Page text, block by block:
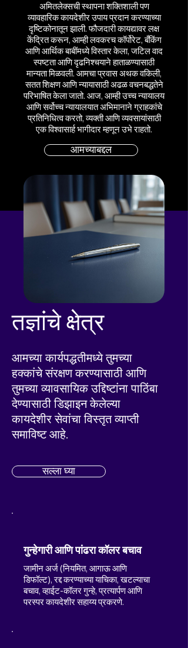
अमितलेक्सची स्थापना शक्तिशाली पण
व्यावहारिक कायदेशीर उपाय प्रदान करण्याच्या
दृष्टिकोनातून झाली. फौजदारी कायद्यावर लक्ष
केंद्रित करून, आम्ही लवकरच कॉर्पोरेट, बँकिंग
आणि आर्थिक बाबींमध्ये विस्तार केला, जटिल वाद
स्पष्टता आणि दृढनिश्चयाने हाताळण्यासाठी
मान्यता मिळवली. आमचा प्रवास अथक वकिली,
सतत शिक्षण आणि न्यायासाठी अढळ वचनबद्धतेने
परिभाषित केला जातो. आज, आम्ही उच्च न्यायालय
आणि सर्वोच्च न्यायालयात अभिमानाने ग्राहकांचे
प्रतिनिधित्व करतो, व्यक्ती आणि व्यवसायांसाठी
एक विश्वासार्ह भागीदार म्हणून उभे राहतो.
आमच्याबद्दल
तज्ञांचे क्षेत्र
आमच्या कार्यपद्धतीमध्ये तुमच्या
हक्कांचे संरक्षण करण्यासाठी आणि
तुमच्या व्यावसायिक उद्दिष्टांना पाठिंबा
देण्यासाठी डिझाइन केलेल्या
कायदेशीर सेवांचा विस्तृत व्याप्ती
समाविष्ट आहे.
सल्ला घ्या
गुन्हेगारी आणि पांढरा कॉलर बचाव
जामीन अर्ज (नियमित, आगाऊ आणि
डिफॉल्ट), रद्द करण्याच्या याचिका, खटल्याचा
बचाव, व्हाईट-कॉलर गुन्हे, प्रत्यार्पण आणि
परस्पर कायदेशीर सहाय्य प्रकरणे.